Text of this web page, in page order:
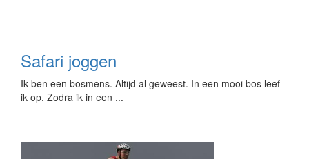
Safari joggen
Ik ben een bosmens. Altijd al geweest. In een mooi bos leef
ik op. Zodra ik in een ...